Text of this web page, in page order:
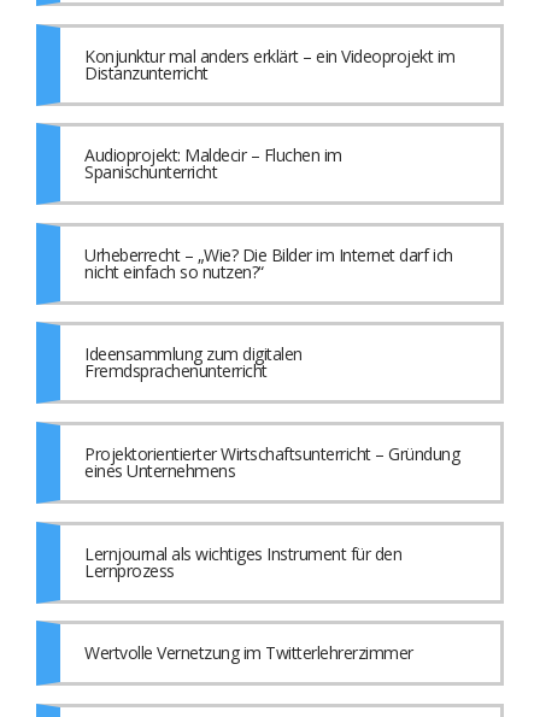
Konjunktur mal anders erklärt – ein Videoprojekt im
Distanzunterricht
Audioprojekt: Maldecir – Fluchen im
Spanischunterricht
Urheberrecht – „Wie? Die Bilder im Internet darf ich
nicht einfach so nutzen?“
Ideensammlung zum digitalen
Fremdsprachenunterricht
Projektorientierter Wirtschaftsunterricht – Gründung
eines Unternehmens
Lernjournal als wichtiges Instrument für den
Lernprozess
Wertvolle Vernetzung im Twitterlehrerzimmer